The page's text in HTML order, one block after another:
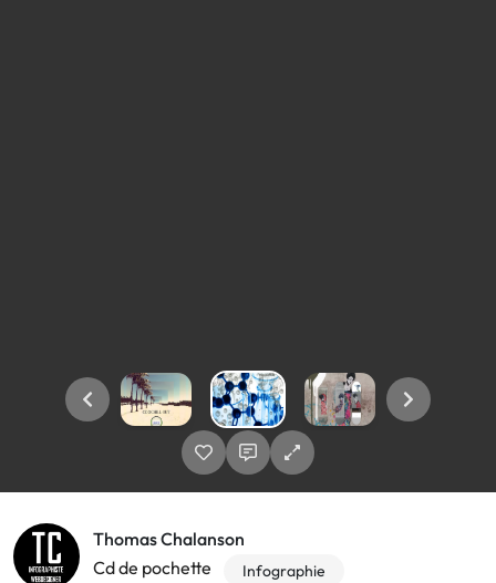
Thomas Chalanson
Cd de pochette
Infographie